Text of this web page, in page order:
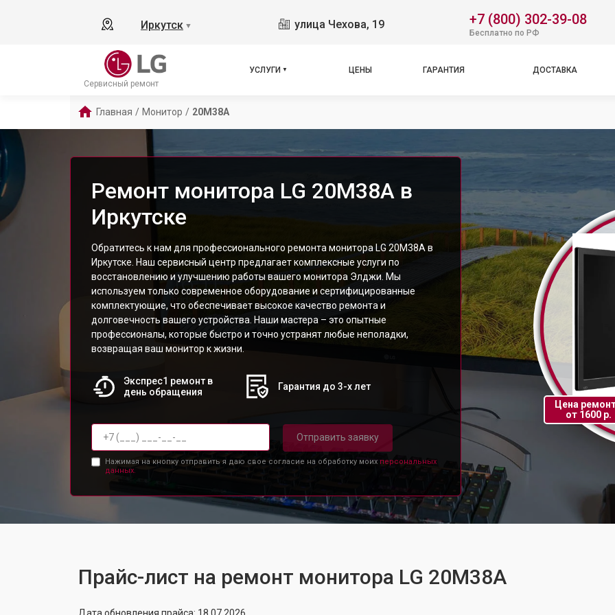
Иркутск ▼ улица Чехова, 19 +7 (800) 302-39-08
Бесплатно по РФ
Сервисный ремонт
УСЛУГИ ЦЕНЫ ГАРАНТИЯ ДОСТАВКА
Главная / Монитор / 20M38A
Ремонт монитора LG 20M38A в
Иркутске
Обратитесь к нам для профессионального ремонта монитора LG 20M38A в
Иркутске. Наш сервисный центр предлагает комплексные услуги по
восстановлению и улучшению работы вашего монитора Элджи. Мы
используем только современное оборудование и сертифицированные
комплектующие, что обеспечивает высокое качество ремонта и
долговечность вашего устройства. Наши мастера – это опытные
профессионалы, которые быстро и точно устранят любые неполадки,
возвращая ваш монитор к жизни.
Экспрес1 ремонт в
день обращения
Гарантия до 3-х лет
Отправить заявку
Нажимая на кнопку отправить я даю свое согласие на обработку моих персональных
данных.
Цена
от 1600 р.
Прайс-лист на ремонт монитора LG 20M38A
Дата обновления прайса: 18.07.2026